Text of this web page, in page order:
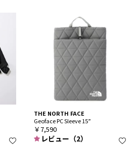
THE NORTH FACE
Geoface PC Sleeve 15”
￥7,590
レビュー（2）